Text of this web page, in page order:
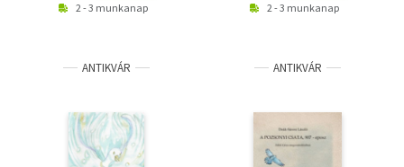
2 - 3 munkanap 2 - 3 munkanap
ANTIKVÁR ANTIKVÁR